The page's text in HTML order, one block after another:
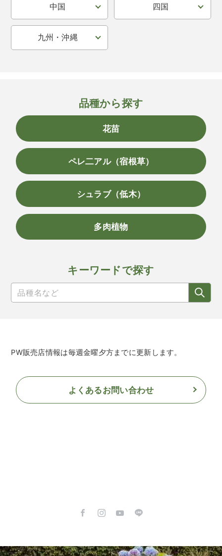
中国 四国
九州・沖縄
品種から探す
花苗
ペレ二アル（宿根草）
シュラブ（低木）
多肉植物
キーワードで探す
PW販売店情報は毎週金曜夕方までに更新します。
よくあるお問い合わせ